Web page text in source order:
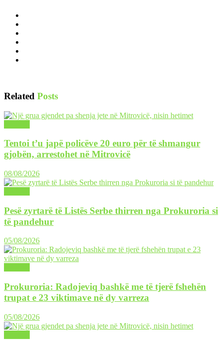
Related Posts
Tentoi t’u japë policëve 20 euro për të shmangur
gjobën, arrestohet në Mitrovicë
08/08/2026
Pesë zyrtarë të Listës Serbe thirren nga Prokuroria si
të pandehur
05/08/2026
Prokuroria: Radojeviq bashkë me të tjerë fshehën
trupat e 23 viktimave në dy varreza
05/08/2026